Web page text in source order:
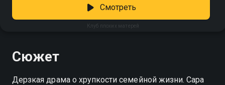
Клуб плохих матерей
Смотреть
Сюжет
Дерзкая драма о хрупкости семейной жизни. Сара